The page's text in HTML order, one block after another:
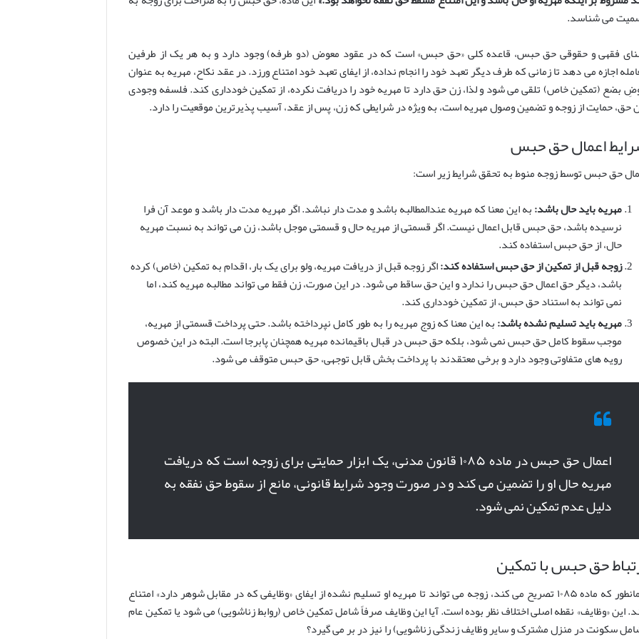
می شناسد.
فقهی و حقوقی حق حبس، قاعده کلی «حق حبس» است که در عقود معوض (دو طرفه) وجود دارد و به هر یک از طرفین
اجازه می دهد تا زمانی که طرف دیگر تعهد خود را انجام نداده، از ایفای تعهد خود امتناع ورزد. در عقد نکاح، مهریه به عنوان
بضع (تمکین خاص) تلقی می شود و لذا، زن حق دارد تا مهریه خود را دریافت نکرده، از تمکین خودداری کند. فلسفه وجودی
حق، حمایت از زوجه و تضمین وصول مهریه است، به ویژه در شرایطی که زن، پس از عقد، آسیب پذیرترین موقعیت را دارد.
اعمال حق حبس
حق حبس توسط زوجه منوط به تحقق شرایط زیر است:
مهریه باید حال باشد:به این معنا که مهریه عندالمطالبه باشد و مدت دار نباشد. اگر مهریه مدت دار باشد و موعد آن فرا
نرسیده باشد، حق حبس قابل اعمال نیست. اگر قسمتی از مهریه حال و قسمتی موجل باشد، زن می تواند به نسبت مهریه
حال، از حق حبس استفاده کند.
زوجه قبل از تمکین از حق حبس استفاده کند:اگر زوجه قبل از دریافت مهریه، ولو برای یک بار، اقدام به تمکین (خاص) کرده
باشد، دیگر حق اعمال حق حبس را ندارد و این حق ساقط می شود. در این صورت، زن فقط می تواند مطالبه مهریه کند، اما
نمی تواند به استناد حق حبس، از تمکین خودداری کند.
مهریه باید تسلیم نشده باشد:به این معنا که زوج مهریه را به طور کامل نپرداخته باشد. حتی پرداخت قسمتی از مهریه،
موجب سقوط کامل حق حبس نمی شود، بلکه حق حبس در قبال باقیمانده مهریه همچنان پابرجا است. البته در این خصوص
رویه های متفاوتی وجود دارد و برخی معتقدند با پرداخت بخش قابل توجهی، حق حبس متوقف می شود.
اعمال حق حبس در ماده ۱۰۸۵ قانون مدنی، یک ابزار حمایتی برای زوجه است که دریافت
مهریه حال او را تضمین می کند و در صورت وجود شرایط قانونی، مانع از سقوط حق نفقه به
دلیل عدم تمکین نمی شود.
حق حبس با تمکین
همانطور که ماده ۱۰۸۵ تصریح می کند، زوجه می تواند تا مهریه او تسلیم نشده از ایفای «وظایفی که در مقابل شوهر دارد» امتناع
این «وظایف» نقطه اصلی اختلاف نظر بوده است. آیا این وظایف صرفاً شامل تمکین خاص (روابط زناشویی) می شود یا تمکین عام
سکونت در منزل مشترک و سایر وظایف زندگی زناشویی) را نیز در بر می گیرد؟